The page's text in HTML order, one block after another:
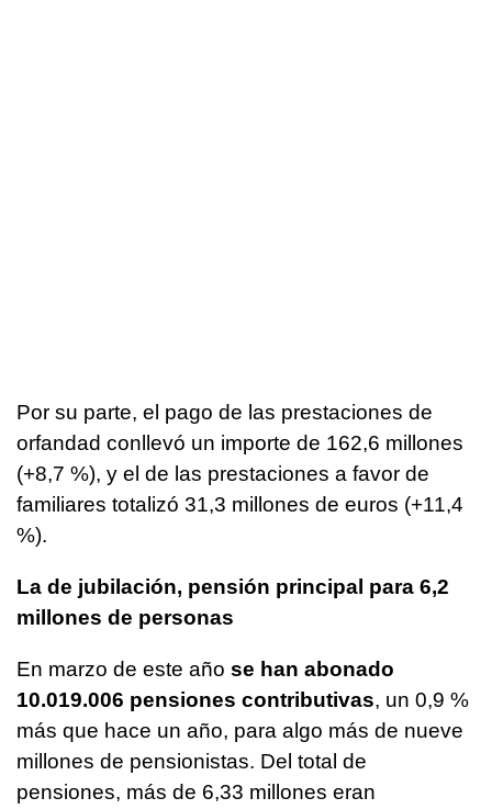
Por su parte, el pago de las prestaciones de
orfandad conllevó un importe de 162,6 millones
(+8,7 %), y el de las prestaciones a favor de
familiares totalizó 31,3 millones de euros (+11,4
%).
La de jubilación, pensión principal para 6,2
millones de personas
En marzo de este año se han abonado
10.019.006 pensiones contributivas, un 0,9 %
más que hace un año, para algo más de nueve
millones de pensionistas. Del total de
pensiones, más de 6,33 millones eran